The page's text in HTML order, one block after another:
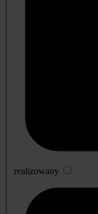
realizowany